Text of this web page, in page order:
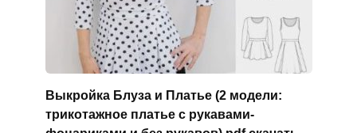
Выкройка Блуза и Платье (2 модели:
трикотажное платье с рукавами-